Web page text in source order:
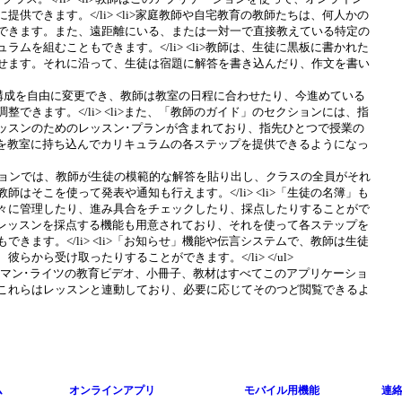
オンラインアプリ モバイル用機能 連